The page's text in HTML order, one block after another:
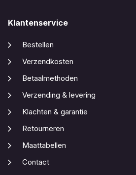
Klantenservice
Bestellen
Verzendkosten
Betaalmethoden
Verzending & levering
Klachten & garantie
Retourneren
Maattabellen
Contact